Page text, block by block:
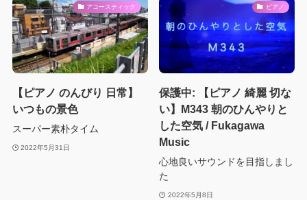
アコースティック
【ピアノ のんびり 日常】
いつもの景色
スーパー素朴タイム
2022年5月31日
ピアノ
保護中: 【ピアノ 綺麗 切な
い】M343 朝のひんやりと
した空気 / Fukagawa
Music
心地良いサウンドを目指しまし
た
2022年5月8日